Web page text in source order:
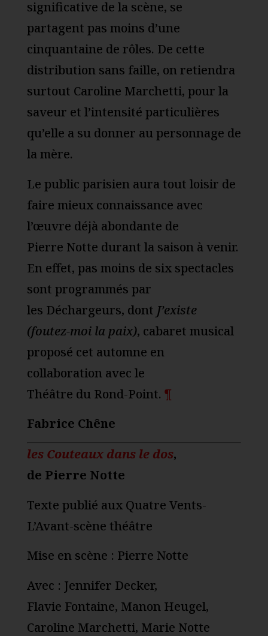
significative de la scène, se
partagent pas moins d’une
cinquantaine de rôles. De cette
distribution sans faille, on retiendra
surtout Caroline Marchetti, pour la
saveur et l’intensité particulières
qu’elle a su donner au personnage de
la mère.
Le public parisien aura tout loisir de
faire mieux connaissance avec
l’œuvre déjà abondante de
Pierre Notte durant la saison à venir.
En effet, pas moins de six spectacles
sont programmés par
les Déchargeurs, dont J’existe
(foutez-moi la paix), cabaret musical
proposé cet automne en
collaboration avec le
Théâtre du Rond-Point. ¶
Fabrice Chêne
les Couteaux dans le dos,
de Pierre Notte
Texte publié aux Quatre Vents-
L’Avant-scène théâtre
Mise en scène : Pierre Notte
Avec : Jennifer Decker,
Flavie Fontaine, Manon Heugel,
Caroline Marchetti, Marie Notte